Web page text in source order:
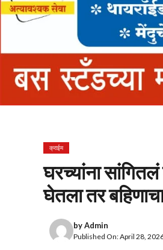
क्राईम
घरच्यांना
घेतला तर
byAdmin
Published On: April 28,